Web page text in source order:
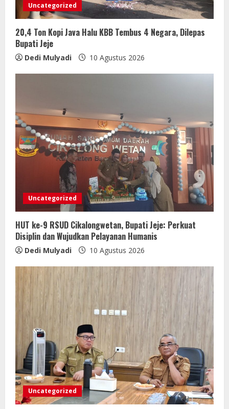
Uncategorized
20,4 Ton Kopi Java Halu KBB Tembus 4 Negara, Dilepas
Bupati Jeje
Dedi Mulyadi 10 Agustus 2026
Uncategorized
HUT ke-9 RSUD Cikalongwetan, Bupati Jeje: Perkuat
Disiplin dan Wujudkan Pelayanan Humanis
Dedi Mulyadi 10 Agustus 2026
Uncategorized